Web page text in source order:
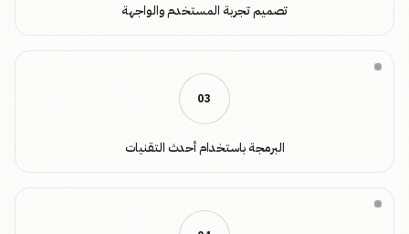
تصميم تجربة المستخدم والواجهة
03
البرمجة باستخدام أحدث التقنيات